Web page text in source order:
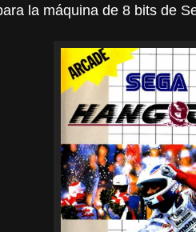
la máquina de 8 bits de